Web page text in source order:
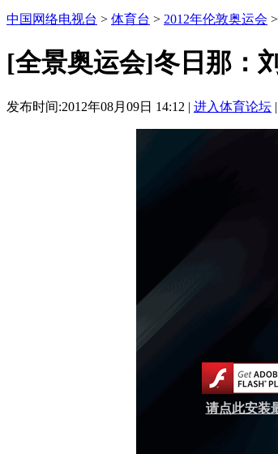
中国网络电视台 > 体育台 > 2012年伦敦奥运会 >
[全景奥运会]冬日那：
发布时间:2012年08月09日 14:12 | 进入体育论坛
请点此安装